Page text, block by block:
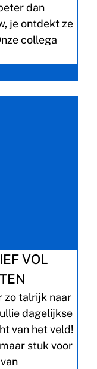
dan
je ontdekt ze
collega
VOL
zo talrijk naar
dagelijkse
van het veld!
stuk voor